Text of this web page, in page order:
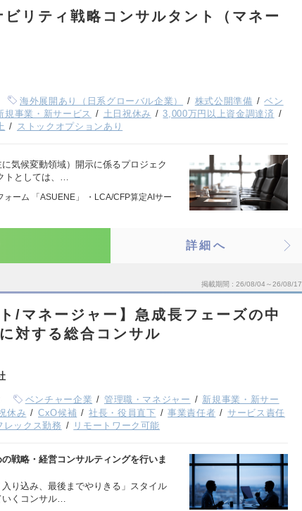
リティ戦略コンサルタント（マネー
海外展開あり（日系グローバル企業） 株式公開準備
ベン
規事業・新サービス 土日祝休み
3,000万円以上資金調達済
ストックオプションあり
気候変動領域）開示に係るプロジェク
トとしては、…
ォーム 「ASUENE」 ・LCA/CFP算定AIサー
詳細へ
掲載期間 26/08/04～26/08/17
/マネージャー】急成長フェーズの中
対する総合コンサル
ベンチャー企業 管理職・マネジャー
新規事業・新サー
休み CxO候補 社長・役員直下 事業責任者
サービス責任
レックス勤務 リモートワーク可能
戦略・経営コンサルティングを行いま
り込み、最後までやりきる」スタイル
くコンサル…